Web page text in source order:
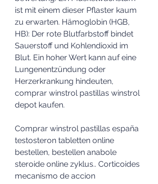
ist mit einem dieser Pflaster kaum
zu erwarten. Hämoglobin (HGB,
HB): Der rote Blutfarbstoff bindet
Sauerstoff und Kohlendioxid im
Blut. Ein hoher Wert kann auf eine
Lungenentzündung oder
Herzerkrankung hindeuten,
comprar winstrol pastillas winstrol
depot kaufen.
Comprar winstrol pastillas españa
testosteron tabletten online
bestellen, bestellen anabole
steroide online zyklus.. Corticoides
mecanismo de accion